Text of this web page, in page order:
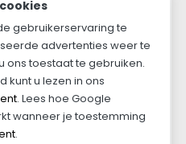
gebruikerservaring te
advertenties weer te
ons toestaat te gebruiken.
kunt u lezen in ons
. Lees hoe Google
wanneer je toestemming
.